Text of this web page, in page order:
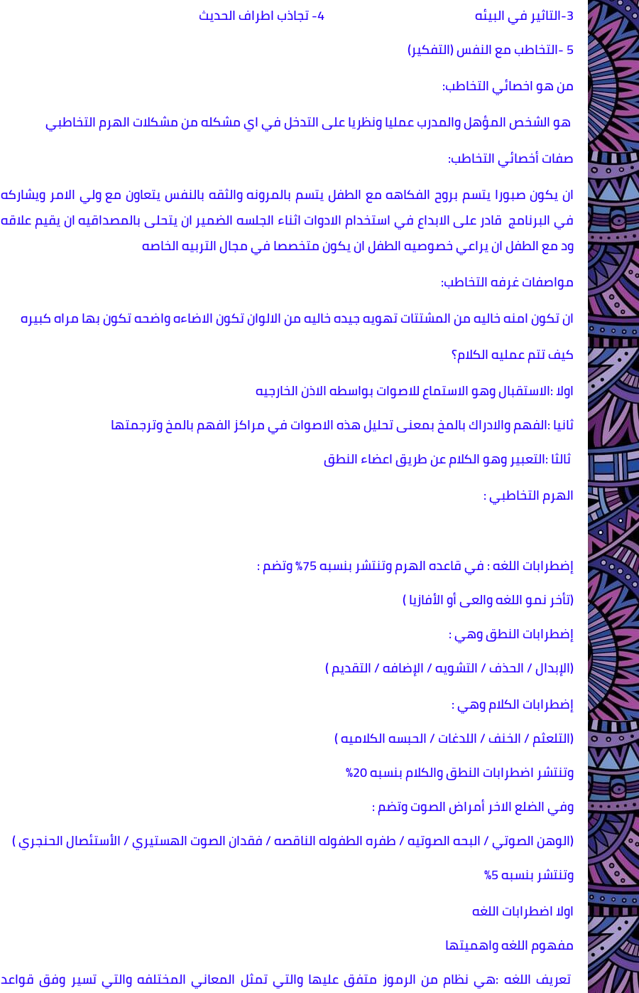
3-التاثير في البيئه 4- تجاذب اطراف الحديث
5 -التخاطب مع النفس (التفكير)
من هو اخصائي التخاطب:
هو الشخص المؤهل والمدرب عمليا ونظريا على التدخل في اي مشكله من مشكلات الهرم التخاطبي
صفات أخصائي التخاطب:
ان يكون صبورا يتسم بروح الفكاهه مع الطفل يتسم بالمرونه والثقه بالنفس يتعاون مع ولي الامر ويشاركه
في البرنامج قادر على الابداع في استخدام الادوات اثناء الجلسه الضمير ان يتحلى بالمصداقيه ان يقيم علاقه
ود مع الطفل ان يراعي خصوصيه الطفل ان يكون متخصصا في مجال التربيه الخاصه
مواصفات غرفه التخاطب:
ان تكون امنه خاليه من المشتتات تهويه جيده خاليه من الالوان تكون الاضاءه واضحه تكون بها مراه كبيره
كيف تتم عمليه الكلام؟
اولا :الاستقبال وهو الاستماع للاصوات بواسطه الاذن الخارجيه
ثانيا :الفهم والادراك بالمخ بمعنى تحليل هذه الاصوات في مراكز الفهم بالمخ وترجمتها
ثالثا :التعبير وهو الكلام عن طريق اعضاء النطق
الهرم التخاطبي :
إضطرابات اللغه : في قاعده الهرم وتنتشر بنسبه 75% وتضم :
(تأخر نمو اللغه والعى أو الأفازيا )
إضطرابات النطق وهي :
(الإبدال / الحذف / التشويه / الإضافه / التقديم )
إضطرابات الكلام وهي :
(التلعثم / الخنف / اللدغات / الحبسه الكلاميه )
وتنتشر اضطرابات النطق والكلام بنسبه 20٪
وفي الضلع الاخر أمراض الصوت وتضم :
(الوهن الصوتي / البحه الصوتيه / طفره الطفوله الناقصه / فقدان الصوت الهستيري / الأستئصال الحنجري )
وتنتشر بنسبه 5٪
اولا اضطرابات اللغه
مفهوم اللغه واهميتها
تعريف اللغه :هي نظام من الرموز متفق عليها والتي تمثل المعاني المختلفه والتي تسير وفق قواعد